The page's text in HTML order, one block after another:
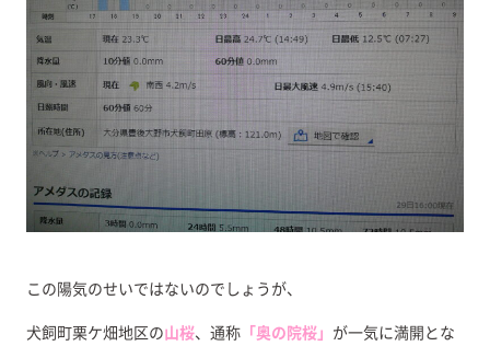
この陽気のせいではないのでしょうが、
犬飼町栗ケ畑地区の山桜、通称「奥の院桜」 が一気に満開とな